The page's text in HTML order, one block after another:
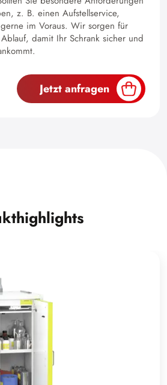
z. B. einen Aufstellservice,
im Voraus. Wir sorgen für
damit Ihr Schrank sicher und
Jetzt anfragen